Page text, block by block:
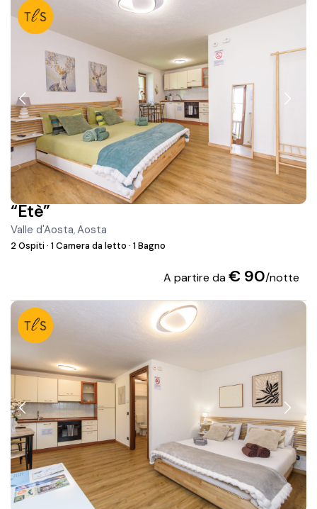
“Ètè”
Valle d'Aosta,Aosta
2 Ospiti· 1 Camera da letto· 1 Bagno
A partire da€ 90/notte